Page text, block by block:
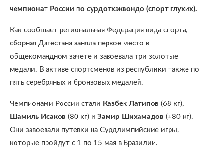
чемпионат России по сурдотхэквондо (спорт глухих).
Как сообщает региональная Федерация вида спорта,
сборная Дагестана заняла первое место в
общекомандном зачете и завоевала три золотые
медали. В активе спортсменов из республики также по
пять серебряных и бронзовых медалей.
Чемпионами России стали Казбек Латипов (68 кг),
Шамиль Исаков (80 кг) и Замир Шихамадов (+80 кг).
Они завоевали путевки на Сурдлимпийские игры,
которые пройдут с 1 по 15 мая в Бразилии.